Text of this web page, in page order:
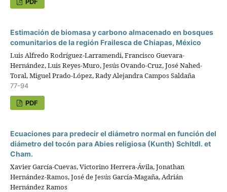
Estimación de biomasa y carbono almacenado en bosques
comunitarios de la región Frailesca de Chiapas, México
Luis Alfredo Rodríguez-Larramendi, Francisco Guevara-
Hernández, Luis Reyes-Muro, Jesús Ovando-Cruz, José Nahed-
Toral, Miguel Prado-López, Rady Alejandra Campos Saldaña
77-94
PDF
Ecuaciones para predecir el diámetro normal en función del
diámetro del tocón para Abies religiosa (Kunth) Schltdl. et
Cham.
Xavier García-Cuevas, Victorino Herrera-Ávila, Jonathan
Hernández-Ramos, José de Jesús García-Magaña, Adrián
Hernández Ramos